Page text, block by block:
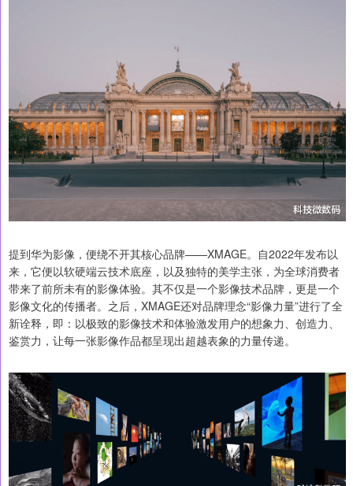
提到华为影像，便绕不开其核心品牌——XMAGE。自2022年发布以
来，它便以软硬端云技术底座，以及独特的美学主张，为全球消费者
带来了前所未有的影像体验。其不仅是一个影像技术品牌，更是一个
影像文化的传播者。之后，XMAGE还对品牌理念“影像力量”进行了全
新诠释，即：以极致的影像技术和体验激发用户的想象力、创造力、
鉴赏力，让每一张影像作品都呈现出超越表象的力量传递。